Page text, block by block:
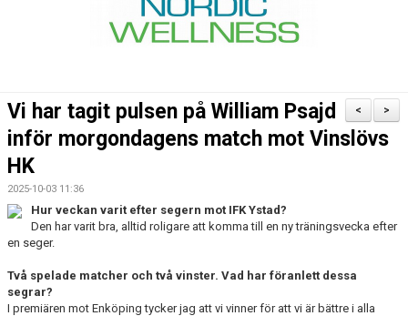
PARTNERS
MATCHER
KALENDER
KONTAKT LAG
DOMARE/FUNKTIONÄRER
>
<
Vi har tagit pulsen på William Psajd
inför morgondagens match mot Vinslövs
HK
2025-10-03 11:36
Hur veckan varit efter segern mot IFK Ystad?
Den har varit bra, alltid roligare att komma till en ny träningsvecka efter
en seger.
Två spelade matcher och två vinster. Vad har föranlett dessa
segrar?
I premiären mot Enköping tycker jag att vi vinner för att vi är bättre i alla